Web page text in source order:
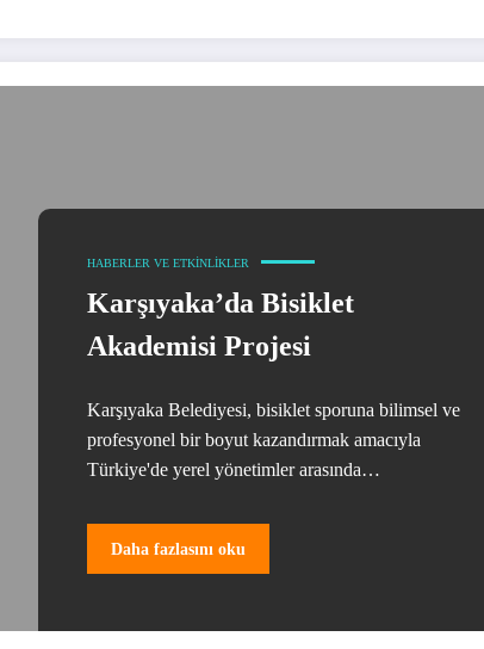
HABERLER VE ETKINLIKLER
Karşıyaka’da Bisiklet
Akademisi Projesi
Karşıyaka Belediyesi, bisiklet sporuna bilimsel ve
profesyonel bir boyut kazandırmak amacıyla
Türkiye'de yerel yönetimler arasında…
Daha fazlasını oku